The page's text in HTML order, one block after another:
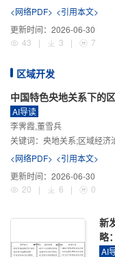
<网络PDF> <引用本文>
更新时间： 2026-06-30
43
| 3 | 7
区域开发
中国特色央地关系下的
AI导读
李霁霞,董雪兵
关键词： 央地关系;区域经济
<网络PDF> <引用本文>
更新时间： 2026-06-30
20
| 6 | 0
新
略
AI